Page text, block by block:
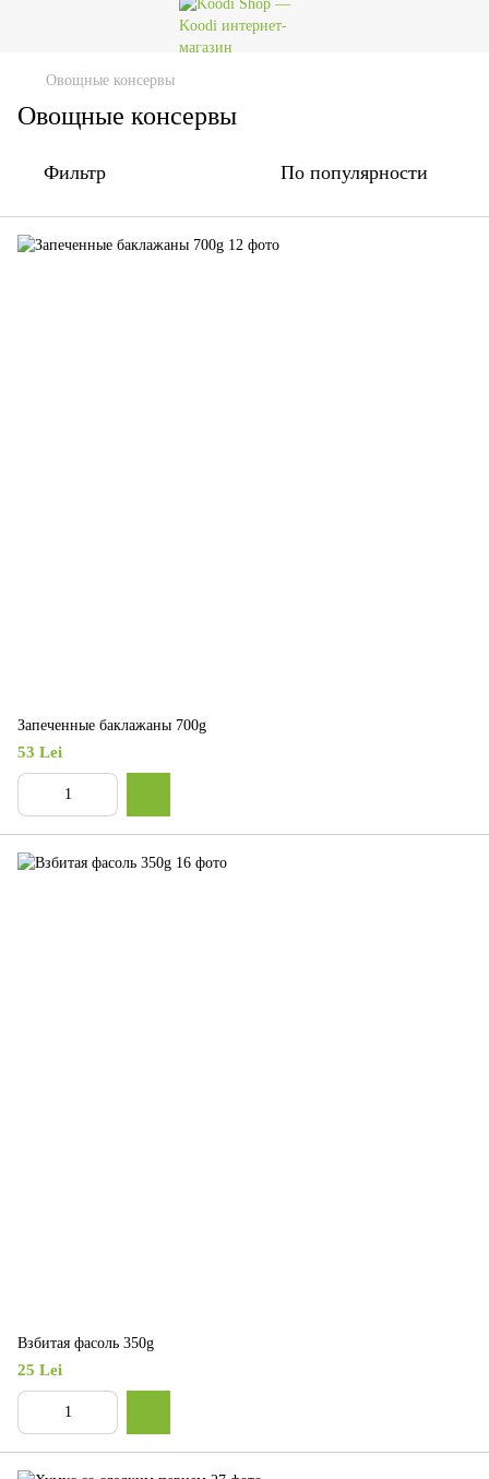
Овощные консервы
Овощные консервы
Фильтр По популярности
Запеченные баклажаны 700g
53 Lei
Взбитая фасоль 350g
25 Lei